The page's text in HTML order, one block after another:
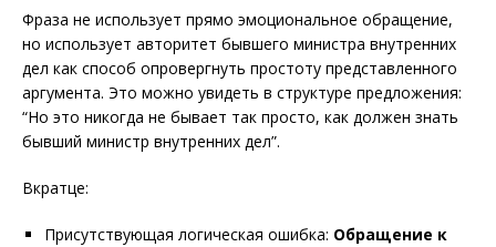
Фраза не использует прямо эмоциональное обращение,
но использует авторитет бывшего министра внутренних
дел как способ опровергнуть простоту представленного
аргумента. Это можно увидеть в структуре предложения:
“Но это никогда не бывает так просто, как должен знать
бывший министр внутренних дел”.
Вкратце:
Присутствующая логическая ошибка: Обращение к